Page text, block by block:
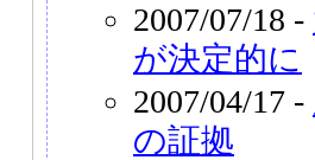
2007/07/18 -
が決定的に
2007/04/17 -
の証拠